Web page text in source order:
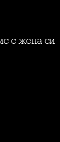
с жена си